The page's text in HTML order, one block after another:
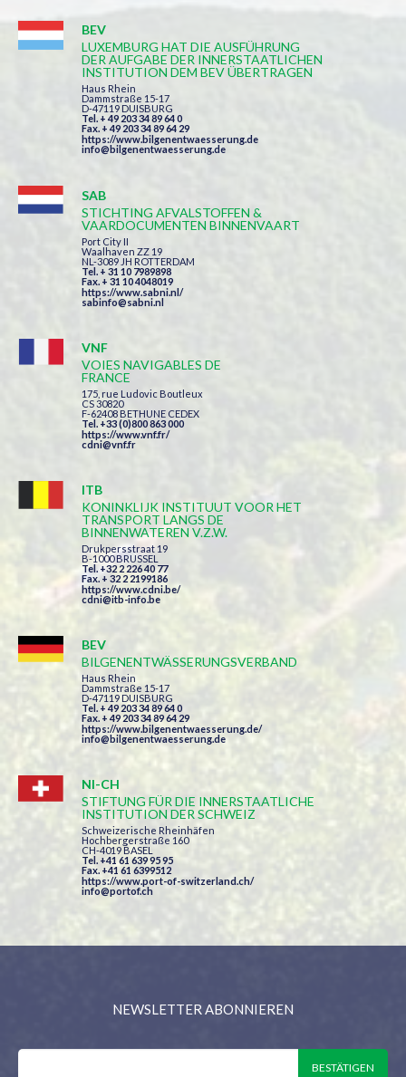
BEV
LUXEMBURG HAT DIE AUSFÜHRUNG
DER AUFGABE DER INNERSTAATLICHEN
INSTITUTION DEM BEV ÜBERTRAGEN
Haus Rhein
Dammstraße 15-17
D-47119 DUISBURG
Tel. + 49 203 34 89 64 0
Fax. + 49 203 34 89 64 29
https://www.bilgenentwaesserung.de
info@bilgenentwaesserung.de
SAB
STICHTING AFVALSTOFFEN &
VAARDOCUMENTEN BINNENVAART
Port City II
Waalhaven ZZ 19
NL-3089 JH ROTTERDAM
Tel. + 31 10 7989898
Fax. + 31 10 4048019
https://www.sabni.nl/
sabinfo@sabni.nl
VNF
VOIES NAVIGABLES DE
FRANCE
175, rue Ludovic Boutleux
CS 30820
F-62408 BETHUNE CEDEX
Tel. +33 (0)800 863 000
https://www.vnf.fr/
cdni@vnf.fr
ITB
KONINKLIJK INSTITUUT VOOR HET
TRANSPORT LANGS DE
BINNENWATEREN V.Z.W.
Drukpersstraat 19
B-1000 BRUSSEL
Tel. +32 2 226 40 77
Fax. + 32 2 2199186
https://www.cdni.be/
cdni@itb-info.be
BEV
BILGENENTWÄSSERUNGSVERBAND
Haus Rhein
Dammstraße 15-17
D-47119 DUISBURG
Tel. + 49 203 34 89 64 0
Fax. + 49 203 34 89 64 29
https://www.bilgenentwaesserung.de/
info@bilgenentwaesserung.de
NI-CH
STIFTUNG FÜR DIE INNERSTAATLICHE
INSTITUTION DER SCHWEIZ
Schweizerische Rheinhäfen
Hochbergerstraße 160
CH-4019 BASEL
Tel. +41 61 639 95 95
Fax. +41 61 6399512
https://www.port-of-switzerland.ch/
info@portof.ch
NEWSLETTER ABONNIEREN